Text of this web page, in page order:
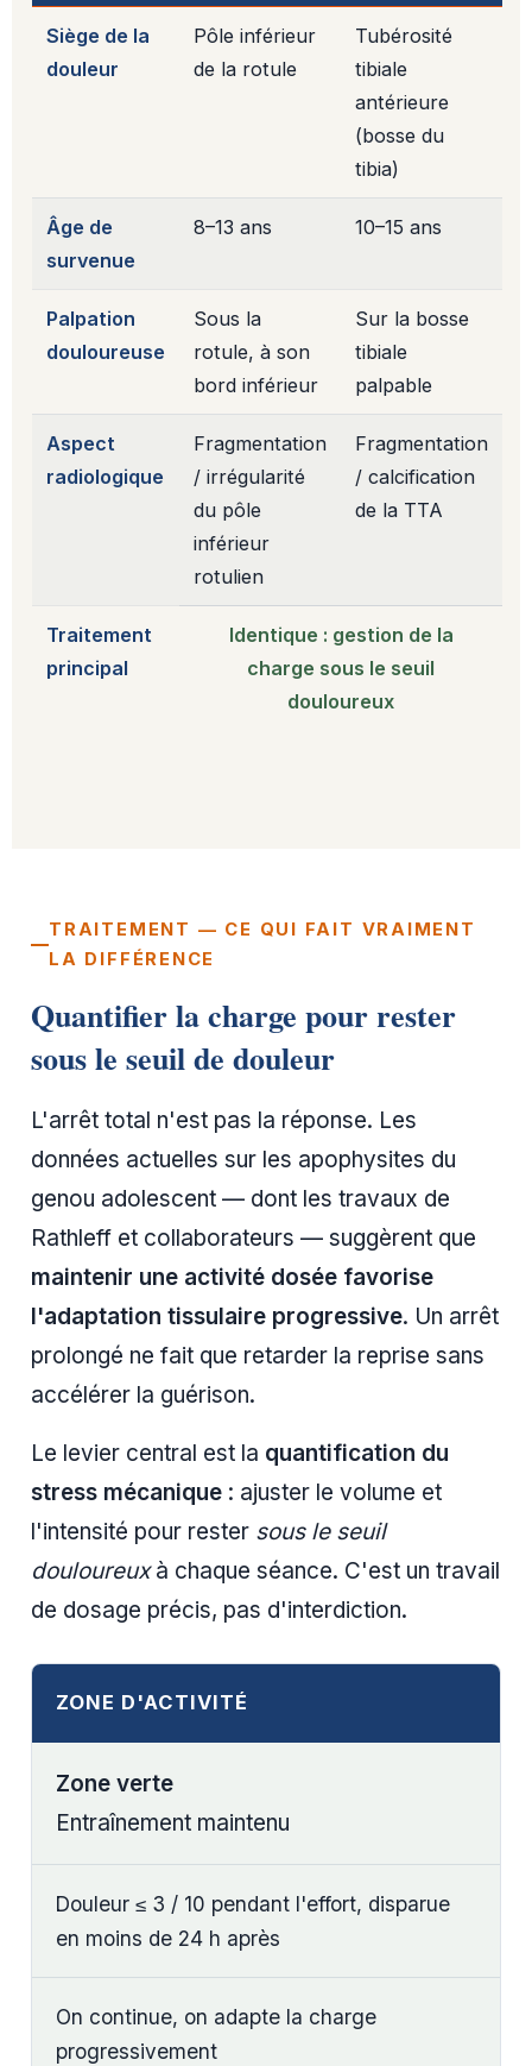
Siège de la
douleur
Pôle inférieur
de la rotule
Tubérosité
tibiale
antérieure
(bosse du
tibia)
Âge de
survenue
8–13 ans 10–15 ans
Palpation
douloureuse
Sous la
rotule, à son
bord inférieur
Sur la bosse
tibiale
palpable
Aspect
radiologique
Fragmentation
/ irrégularité
du pôle
inférieur
rotulien
Fragmentation
/ calcification
de la TTA
Traitement
principal
Identique : gestion de la
charge sous le seuil
douloureux
TRAITEMENT — CE QUI FAIT VRAIMENT
LA DIFFÉRENCE
Quantifier la charge pour rester
sous le seuil de douleur
L'arrêt total n'est pas la réponse. Les
données actuelles sur les apophysites du
genou adolescent — dont les travaux de
Rathleff et collaborateurs — suggèrent que
maintenir une activité dosée favorise
l'adaptation tissulaire progressive. Un arrêt
prolongé ne fait que retarder la reprise sans
accélérer la guérison.
Le levier central est la quantification du
stress mécanique : ajuster le volume et
l'intensité pour rester sous le seuil
douloureuxà chaque séance. C'est un travail
de dosage précis, pas d'interdiction.
ZONE D'ACTIVITÉ
Zone verte
Entraînement maintenu
Douleur ≤ 3 / 10 pendant l'effort, disparue
en moins de 24 h après
On continue, on adapte la charge
progressivement